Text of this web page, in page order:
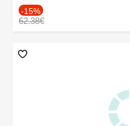
-15%
62.38€